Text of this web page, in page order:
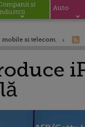
si
Auto
mobile si telecom